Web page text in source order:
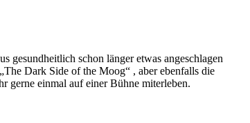
schon länger etwas angeschlagen
Dark Side of the Moog“ , aber ebenfalls die
gerne einmal auf einer Bühne miterleben.